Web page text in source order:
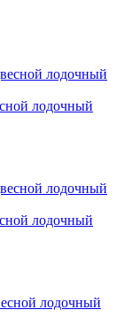
лодочный
лодочный